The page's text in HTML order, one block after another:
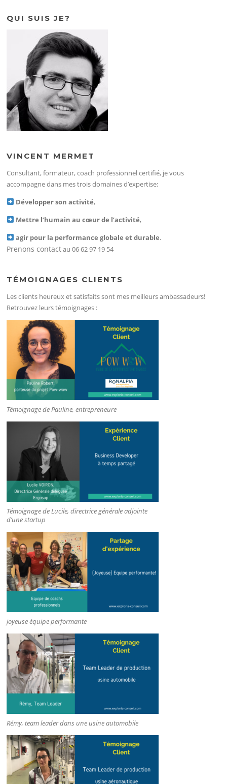
QUI SUIS JE?
VINCENT MERMET
Consultant, formateur, coach professionnel certifié, je vous
accompagne dans mes trois domaines d’expertise:
Développer son activité,
Mettre l’humain au cœur de l’activité,
agir pour la performance globale et durable.
Prenons contactau 06 62 97 19 54
TÉMOIGNAGES CLIENTS
Les clients heureux et satisfaits sont mes meilleurs ambassadeurs!
Retrouvez leurs témoignages :
Témoignage de Pauline, entrepreneure
Témoignage de Lucile, directrice générale adjointe
d’une startup
joyeuse équipe performante
Rémy, team leader dans une usine automobile